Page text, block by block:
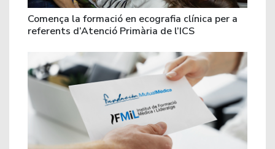
Comença la formació en ecografia clínica per a
referents d’Atenció Primària de l’ICS